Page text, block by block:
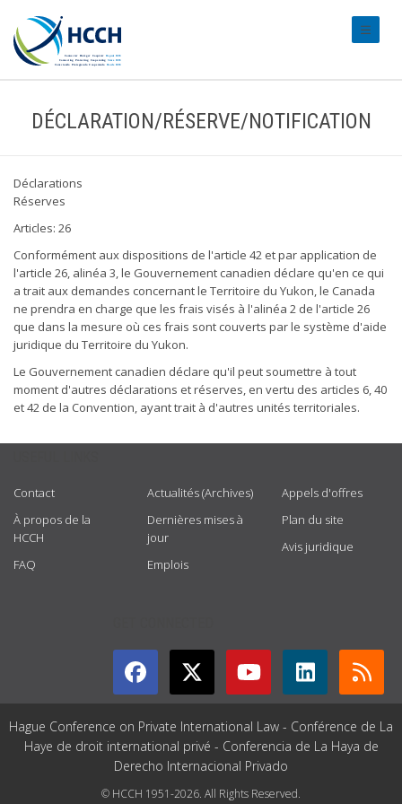
DÉCLARATION/RÉSERVE/NOTIFICATION
Déclarations
Réserves
Articles: 26
Conformément aux dispositions de l'article 42 et par application de
l'article 26, alinéa 3, le Gouvernement canadien déclare qu'en ce qui
a trait aux demandes concernant le Territoire du Yukon, le Canada
ne prendra en charge que les frais visés à l'alinéa 2 de l'article 26
que dans la mesure où ces frais sont couverts par le système d'aide
juridique du Territoire du Yukon.
Le Gouvernement canadien déclare qu'il peut soumettre à tout
moment d'autres déclarations et réserves, en vertu des articles 6, 40
et 42 de la Convention, ayant trait à d'autres unités territoriales.
Contact
À propos de la
HCCH
FAQ
Actualités (Archives)
Dernières mises à
jour
Emplois
Appels d'offres
Plan du site
Avis juridique
Hague Conference on Private International Law - Conférence de La
Haye de droit international privé - Conferencia de La Haya de
Derecho Internacional Privado
© HCCH 1951-2026. All Rights Reserved.